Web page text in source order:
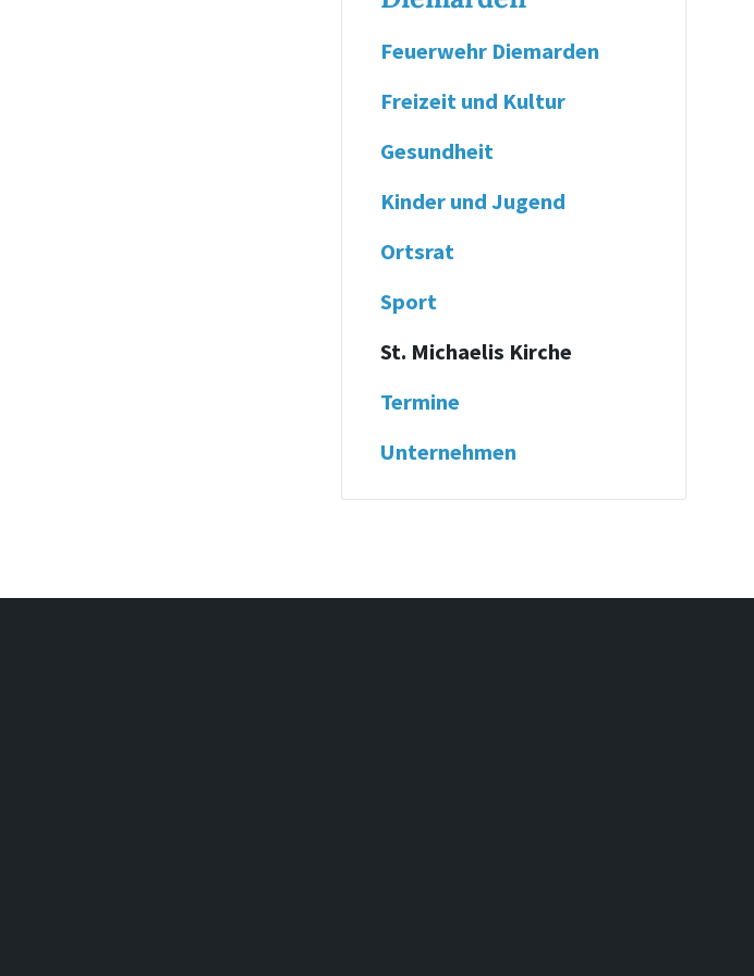
Feuerwehr Diemarden
Freizeit und Kultur
Gesundheit
Kinder und Jugend
Ortsrat
Sport
St. Michaelis Kirche
Termine
Unternehmen